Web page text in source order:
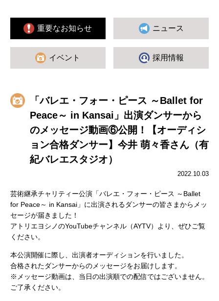
重要なお知らせ ニュース
イベント 採用情報
「バレエ・フォー・ピース ～Ballet for
Peace～ in Kansai」出演ダンサーから
のメッセージ動画⑥公開！【オーディシ
ョン合格ダンサー】今井 萌々香さん（有
紀バレエスタジオ）
2022.10.03
芸術継承チャリティー公演「バレエ・フォー・ピース ～Ballet
for Peace～ in Kansai」に出演されるダンサーの皆さまからメッ
セージが届きました！
アトリエヨシノのYouTubeチャンネル（AYTV）より、ぜひご覧
ください。
本公演開催に際し、出演者オーディションを行いました。
合格されたダンサーからのメッセージをお届けします。
※メッセージ動画は、当日の出演順での配信ではございません。
ご了承ください。